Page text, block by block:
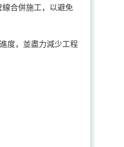
合併施工，以避免
度，並盡力減少工程